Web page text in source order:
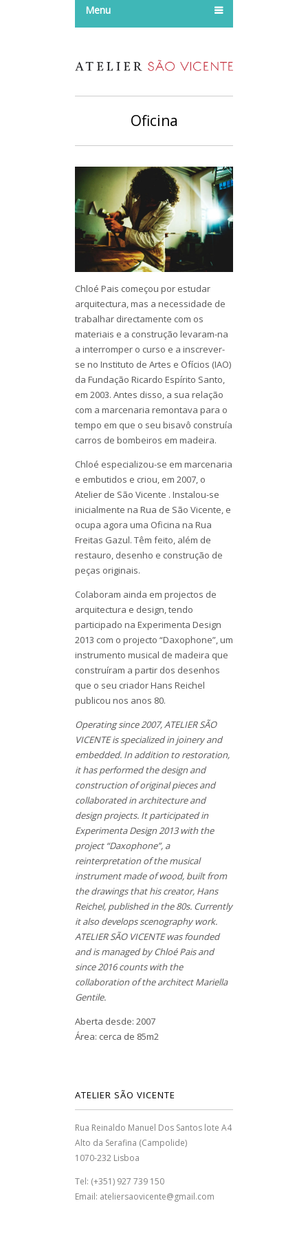
Menu
Oficina
Chloé Pais começou por estudar
arquitectura, mas a necessidade de
trabalhar directamente com os
materiais e a construção levaram-na
a interromper o curso e a inscrever-
se no Instituto de Artes e Ofícios (IAO)
da Fundação Ricardo Espírito Santo,
em 2003. Antes disso, a sua relação
com a marcenaria remontava para o
tempo em que o seu bisavô construía
carros de bombeiros em madeira.
Chloé especializou-se em marcenaria
e embutidos e criou, em 2007, o
Atelier de São Vicente . Instalou-se
inicialmente na Rua de São Vicente, e
ocupa agora uma Oficina na Rua
Freitas Gazul. Têm feito, além de
restauro, desenho e construção de
peças originais.
Colaboram ainda em projectos de
arquitectura e design, tendo
participado na Experimenta Design
2013 com o projecto “Daxophone”, um
instrumento musical de madeira que
construíram a partir dos desenhos
que o seu criador Hans Reichel
publicou nos anos 80.
Operating since 2007, ATELIER SÃO
VICENTE is specialized in joinery and
embedded. In addition to restoration,
it has performed the design and
construction of original pieces and
collaborated in architecture and
design projects. It participated in
Experimenta Design 2013 with the
project “Daxophone”, a
reinterpretation of the musical
instrument made of wood, built from
the drawings that his creator, Hans
Reichel, published in the 80s. Currently
it also develops scenography work.
ATELIER SÃO VICENTE was founded
and is managed by Chloé Pais and
since 2016 counts with the
collaboration of the architect Mariella
Gentile.
Aberta desde: 2007
Área: cerca de 85m2
ATELIER SÃO VICENTE
Rua Reinaldo Manuel Dos Santos lote A4
Alto da Serafina (Campolide)
1070-232 Lisboa
Tel: (+351) 927 739 150
Email: ateliersaovicente@gmail.com